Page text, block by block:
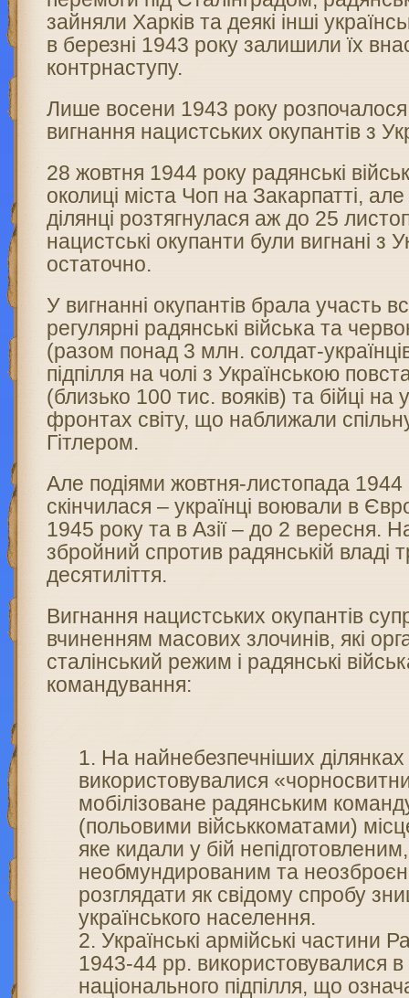
зайняли Харків та деякі інші
в березні 1943 року залишили їх
контрнаступу.
Лише восени 1943 року
вигнання нацистських окупантів з
28 жовтня 1944 року радянські
околиці міста Чоп на Закарпатті,
ділянці розтягнулася аж до 25
нацистські окупанти були вигнані з
остаточно.
У вигнанні окупантів брала участь
регулярні радянські війська та
(разом понад 3 млн. солдат-
підпілля на чолі з Українською
(близько 100 тис. вояків) та бійці на
фронтах світу, що наближали
Гітлером.
Але подіями жовтня-листопада 1944
скінчилася – українці воювали в
1945 року та в Азії – до 2 вересня.
збройний спротив радянській владі
десятиліття.
Вигнання нацистських окупантів
вчиненням масових злочинів, які
сталінський режим і радянські
командування:
На найнебезпечніших
використовувалися
мобілізоване радянським
(польовими військкоматами)
яке кидали у бій непідготовленим,
необмундированим та
розглядати як свідому спробу
українського населення.
Українські армійські частини
1943-44 рр. використовувалися
національного підпілля, що